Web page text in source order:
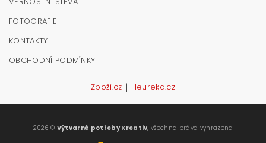
FOTOGRAFIE
KONTAKTY
OBCHODNÍ PODMÍNKY
Zboží.cz | Heureka.cz
2026 © Výtvarné potřeby Kreativ, všechna práva vyhrazena